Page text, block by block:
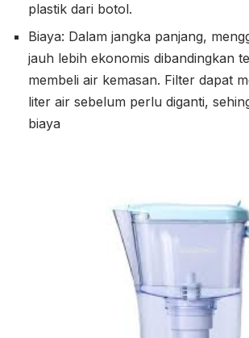
plastik dari botol.
Biaya: Dalam jangka panjang,
jauh lebih ekonomis dibandingkan
membeli air kemasan. Filter dapat
liter air sebelum perlu diganti,
biaya